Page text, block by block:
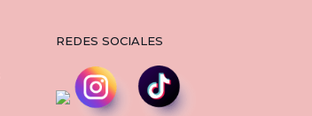
REDES SOCIALES